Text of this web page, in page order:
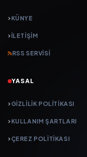
KÜNYE
İLETIŞIM
RSS SERVISI
YASAL
GIZLILIK POLITIKASI
KULLANIM ŞARTLARI
ÇEREZ POLITIKASI